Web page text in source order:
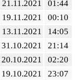
21.11.2021
01:44
19.11.2021
00:10
13.11.2021
14:05
31.10.2021
21:14
20.10.2021
02:20
19.10.2021
23:07